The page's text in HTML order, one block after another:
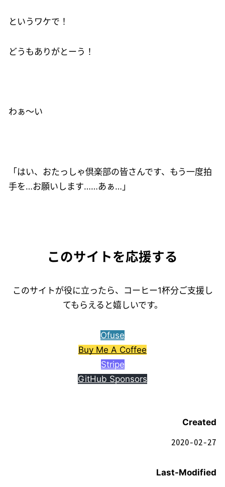
というワケで！
どうもありがとーう！
わぁ～い
「はい、おたっしゃ倶楽部の皆さんです、もう一度拍
手を…お願いします……あぁ…」
このサイトを応援する
このサイトが役に立ったら、コーヒー1杯分ご支援し
てもらえると嬉しいです。
Ofuse
Buy Me A Coffee
Stripe
GitHub Sponsors
Created
2020-02-27
Last-Modified